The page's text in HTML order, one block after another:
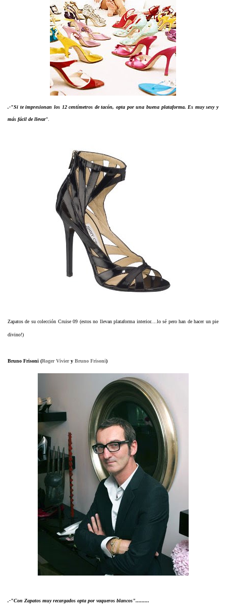
.-"Si te impresionan los 12 centímetros de tacón, opta por una buena plataforma. Es muy sexy y
más fácil de llevar".
Zapatos de su colección Cruise 09 (estos no llevan plataforma interior....lo sé pero han de hacer un pie
divino!)
Bruno Frisoni (Roger Viviery Bruno Frisoni)
.-"Con Zapatos muy recargados opta por vaqueros blancos".........